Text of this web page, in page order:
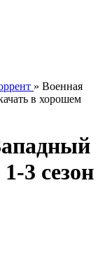
» Военная
в хорошем
3 сезон